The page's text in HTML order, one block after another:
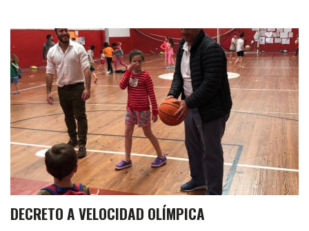
DECRETO A VELOCIDAD OLÍMPICA